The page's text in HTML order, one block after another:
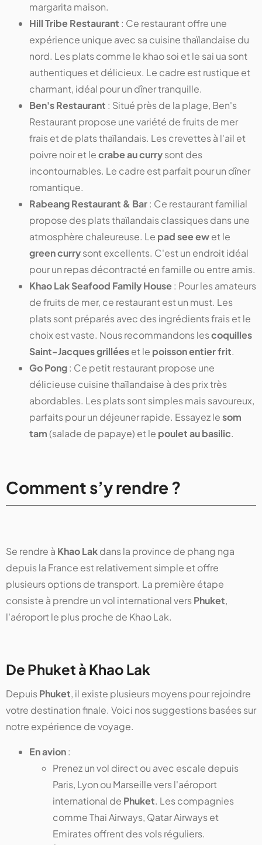
margarita maison.
Hill Tribe Restaurant : Ce restaurant offre une
expérience unique avec sa cuisine thaïlandaise du
nord. Les plats comme le khao soi et le sai ua sont
authentiques et délicieux. Le cadre est rustique et
charmant, idéal pour un dîner tranquille.
Ben's Restaurant : Situé près de la plage, Ben's
Restaurant propose une variété de fruits de mer
frais et de plats thaïlandais. Les crevettes à l'ail et
poivre noir et lecrabe au currysont des
incontournables. Le cadre est parfait pour un dîner
romantique.
Rabeang Restaurant & Bar: Ce restaurant familial
propose des plats thaïlandais classiques dans une
atmosphère chaleureuse. Le pad see ewet le
green currysont excellents. C'est un endroit idéal
pour un repas décontracté en famille ou entre amis.
Khao Lak Seafood Family House: Pour les amateurs
de fruits de mer, ce restaurant est un must. Les
plats sont préparés avec des ingrédients frais et le
choix est vaste. Nous recommandons lescoquilles
Saint-Jacques grilléeset le poisson entier frit.
Go Pong: Ce petit restaurant propose une
délicieuse cuisine thaïlandaise à des prix très
abordables. Les plats sont simples mais savoureux,
parfaits pour un déjeuner rapide. Essayez lesom
tam(salade de papaye) et le poulet au basilic.
Comment s’y rendre ?
Se rendre à Khao Lakdans la province de phang nga
depuis la France est relativement simple et offre
plusieurs options de transport. La première étape
consiste à prendre un vol international versPhuket,
l'aéroport le plus proche de Khao Lak.
De Phuket à Khao Lak
DepuisPhuket, il existe plusieurs moyens pour rejoindre
votre destination finale. Voici nos suggestions basées sur
notre expérience de voyage.
En avion:
Prenez un vol direct ou avec escale depuis
Paris, Lyon ou Marseille vers l'aéroport
international de Phuket. Les compagnies
comme Thai Airways, Qatar Airways et
Emirates offrent des vols réguliers.